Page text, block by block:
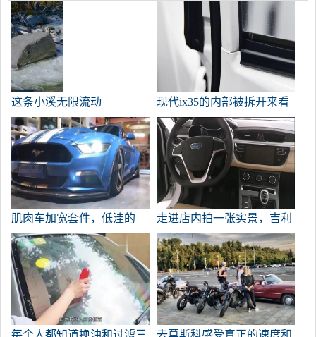
这条小溪无限流动
现代ix35的内部被拆开来看
看汽车有多好。
肌肉车加宽套件，低洼的
“野马”显示迷人的姿态！
走进店内拍一张实景，吉利
帝豪室内装饰。
每个人都知道换油和过滤三
去莫斯科感受真正的速度和